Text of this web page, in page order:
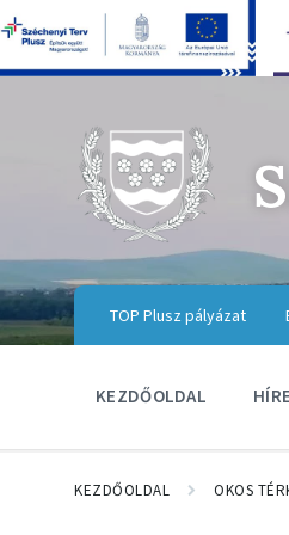
TOP Plusz pályázat
KEZDŐOLDAL
KEZDŐOLDAL OKOS